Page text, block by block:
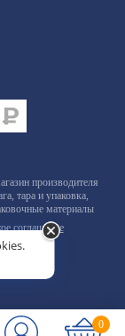
0
производителя
тара и упаковка,
материалы
соглашение